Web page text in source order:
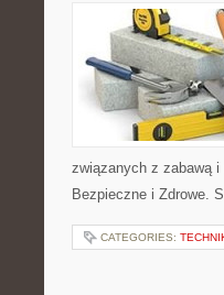
związanych z zabawą
Bezpieczne i Zdrowe.
CATEGORIES: